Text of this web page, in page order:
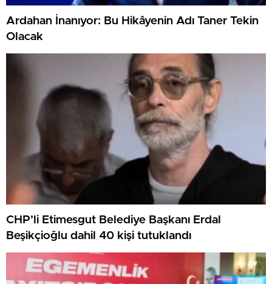
Ardahan İnanıyor: Bu Hikâyenin Adı Taner Tekin
Olacak
CHP’li Etimesgut Belediye Başkanı Erdal
Beşikçioğlu dahil 40 kişi tutuklandı